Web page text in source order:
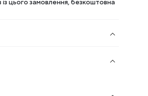
із цього замовлення, безкоштовна